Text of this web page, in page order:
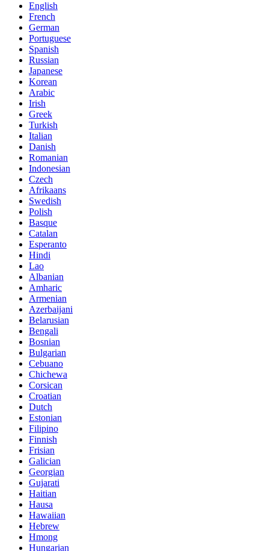
English
French
German
Portuguese
Spanish
Russian
Japanese
Korean
Arabic
Irish
Greek
Turkish
Italian
Danish
Romanian
Indonesian
Czech
Afrikaans
Swedish
Polish
Basque
Catalan
Esperanto
Hindi
Lao
Albanian
Amharic
Armenian
Azerbaijani
Belarusian
Bengali
Bosnian
Bulgarian
Cebuano
Chichewa
Corsican
Croatian
Dutch
Estonian
Filipino
Finnish
Frisian
Galician
Georgian
Gujarati
Haitian
Hausa
Hawaiian
Hebrew
Hmong
Hungarian